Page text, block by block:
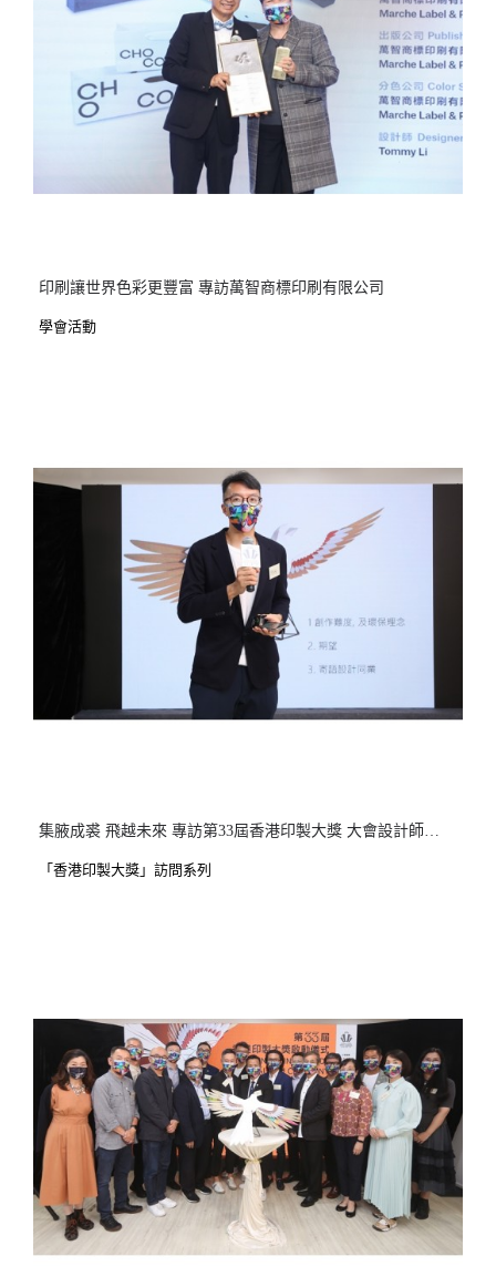
印刷讓世界色彩更豐富 專訪萬智商標印刷有限公司
學會活動
集腋成裘 飛越未來 專訪第33屆香港印製大獎 大會設計師黃文翰先生(Joe Wong)
「香港印製大獎」訪問系列